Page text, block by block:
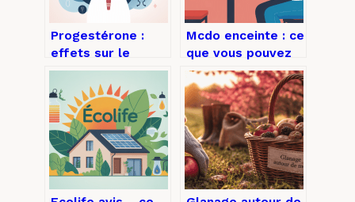
Progestérone :
effets sur le
corps, symptômes
et rôle clé chez la
femme
Mcdo enceinte : ce
que vous pouvez
vraiment manger
sans stress